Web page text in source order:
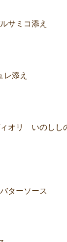
サミコ添え
添え
ィオリ いのしし
ターソース